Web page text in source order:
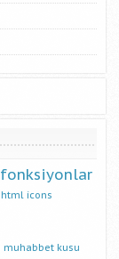
fonksiyonlar
html icons
muhabbet kusu